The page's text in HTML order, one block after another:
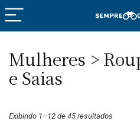
Mulheres >
e Saias
Exibindo 1–12 de 45 resultados